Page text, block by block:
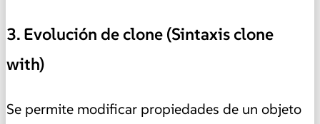
3. Evolución de clone (Sintaxis clone
with)
Se permite modificar propiedades de un objeto